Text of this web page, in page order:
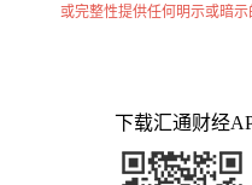
或完整性提供任何明示或暗
下载汇通财经